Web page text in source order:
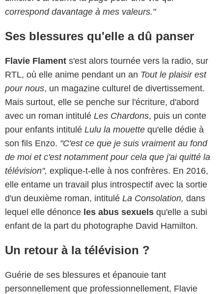
correspond davantage à mes valeurs."
Ses blessures qu'elle a dû panser
Flavie Flament s'est alors tournée vers la radio, sur
RTL, où elle anime pendant un an Tout le plaisir est
pour nous, un magazine culturel de divertissement.
Mais surtout, elle se penche sur l'écriture, d'abord
avec un roman intitulé Les Chardons, puis un conte
pour enfants intitulé Lulu la mouette qu'elle dédie à
son fils Enzo. "C'est ce que je suis vraiment au fond
de moi et c'est notamment pour cela que j'ai quitté la
télévision", explique-t-elle à nos confrères. En 2016,
elle entame un travail plus introspectif avec la sortie
d'un deuxième roman, intitulé La Consolation, dans
lequel elle dénonce les abus sexuels qu'elle a subi
enfant de la part du photographe David Hamilton.
Un retour à la télévision ?
Guérie de ses blessures et épanouie tant
personnellement que professionnellement, Flavie